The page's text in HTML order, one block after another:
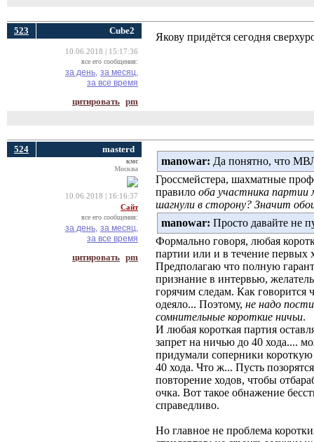
523 Cube2
10.06.2018 | 15:17:36
все его сообщения:
за день, за месяц,
за все время
цитировать pm
Якову придётся сегодня
524 masterd
кмс
Москва
10.06.2018 | 16:16:37
Сайт
все его сообщения:
за день, за месяц,
за все время
цитировать pm
manowar: Да понятно, что
Гроссмейстера, шахматные
правило оба участника партии
шагнули в сторону? Значит
manowar: Просто давайте не
Формально говоря, любая
партии или и в течение первых
Предполагаю что полную
признание в интервью,
горячим следам. Как говорится
одеяло... Поэтому, не надо
сомнительные короткие ничьи.
И любая короткая партия
запрет на ничью до 40 хода....
придумали соперники
40 хода. Что ж... Пусть
повторение ходов, чтобы
очка. Вот такое обнажение
справедливо.
Но главное не проблема